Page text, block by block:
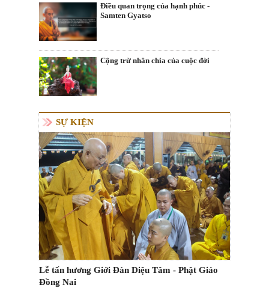
Điều quan trọng của hạnh phúc -
Samten Gyatso
Cộng trừ nhân chia của cuộc đời
SỰ KIỆN
Lễ tấn hương Giới Đàn Diệu Tâm - Phật Giáo
Đồng Nai